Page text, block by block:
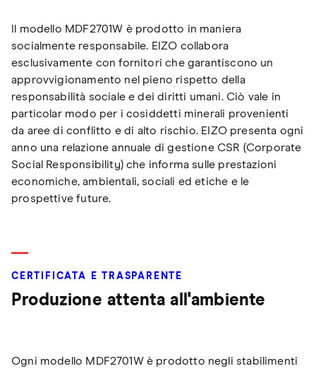
Il modello MDF2701W è prodotto in maniera
socialmente responsabile. EIZO collabora
esclusivamente con fornitori che garantiscono un
approvvigionamento nel pieno rispetto della
responsabilità sociale e dei diritti umani. Ciò vale in
particolar modo per i cosiddetti minerali provenienti
da aree di conflitto e di alto rischio. EIZO presenta ogni
anno una relazione annuale di gestione CSR (Corporate
Social Responsibility) che informa sulle prestazioni
economiche, ambientali, sociali ed etiche e le
prospettive future.
CERTIFICATA E TRASPARENTE
Produzione attenta all'ambiente
Ogni modello MDF2701W è prodotto negli stabilimenti